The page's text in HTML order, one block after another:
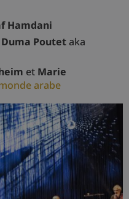
Hamdani
Duma Poutetaka
et Marie
arabe